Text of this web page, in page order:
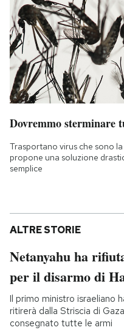
Dovremmo sterminare
Trasportano virus che sono
propone una soluzione
semplice
ALTRE STORIE
Netanyahu ha
per il disarmo di
Il primo ministro israeliano
ritirerà dalla Striscia di
consegnato tutte le armi